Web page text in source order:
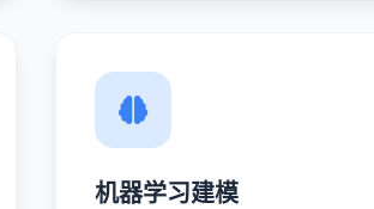
机器学习建模